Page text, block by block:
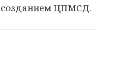
созданием ЦПМСД.